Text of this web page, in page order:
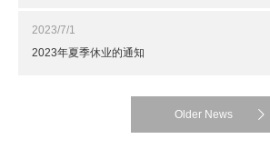
2023/7/1
2023年夏季休业的通知
Older News